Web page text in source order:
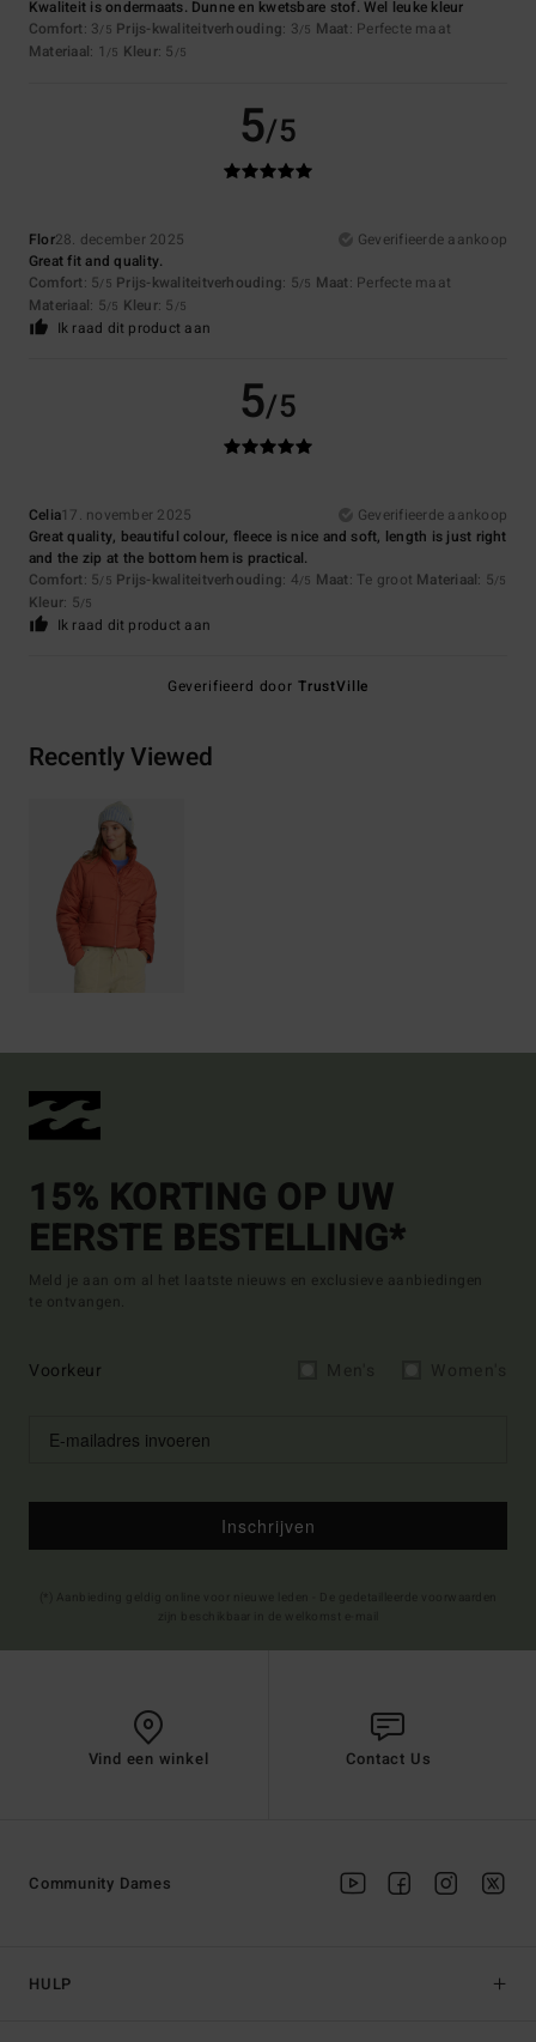
Kwaliteit is ondermaats. Dunne en kwetsbare stof. Wel leuke kleur
Comfort: 3/5 Prijs-kwaliteitverhouding: 3/5 Maat: Perfecte maat
Materiaal: 1 /5 Kleur: 5 /5
5/5
Flor28. december 2025
Geverifieerde aankoop
Great fit and quality.
Comfort: 5/5 Prijs-kwaliteitverhouding: 5/5 Maat: Perfecte maat
Materiaal: 5/5 Kleur: 5 /5
Ik raad dit product aan
5/5
Celia17. november 2025
Geverifieerde aankoop
Great quality, beautiful colour, fleece is nice and soft, length is just right
and the zip at the bottom hem is practical.
Comfort: 5/5 Prijs-kwaliteitverhouding: 4/5 Maat: Te groot Materiaal: 5/5
Kleur: 5/5
Ik raad dit product aan
Geverifieerd door TrustVille
Recently Viewed
15% KORTING OP UW
EERSTE BESTELLING*
Meld je aan om al het laatste nieuws en exclusieve aanbiedingen
te ontvangen.
Voorkeur
Inschrijven
Vind een winkel Contact Us
HULP
Community Dames